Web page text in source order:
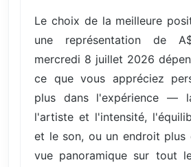
Le choix de la meilleure
une représentation de
mercredi 8 juillet 2026
ce que vous appréciez
plus dans l'expérience —
l'artiste et l'intensité,
et le son, ou un endroit plus
vue panoramique sur tout